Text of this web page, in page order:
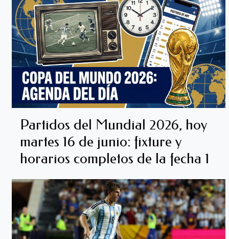
Partidos del Mundial 2026, hoy
martes 16 de junio: fixture y
horarios completos de la fecha 1